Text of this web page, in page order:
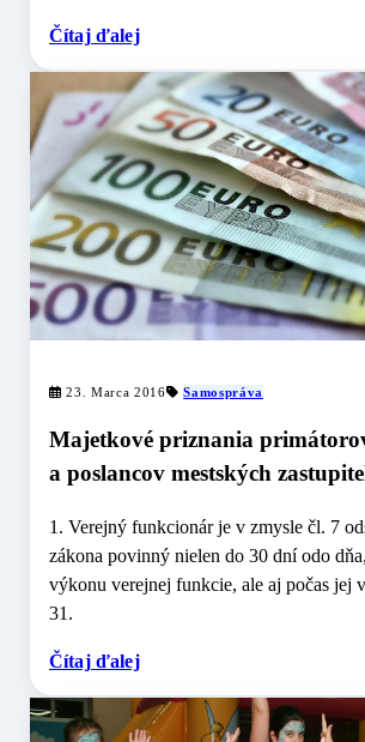
Čítaj ďalej
23. Marca 2016 Samospráva
Majetkové priznania
a poslancov mestských
1. Verejný funkcionár je v zmysle čl. 7
zákona povinný nielen do 30 dní odo
výkonu verejnej funkcie, ale aj počas jej
31.
Čítaj ďalej